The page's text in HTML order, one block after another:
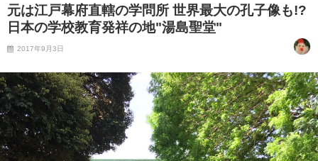
元は江戸幕府直轄の学問所 世界最大の孔子像も!?
日本の学校教育発祥の地"湯島聖堂"
2017年9月3日